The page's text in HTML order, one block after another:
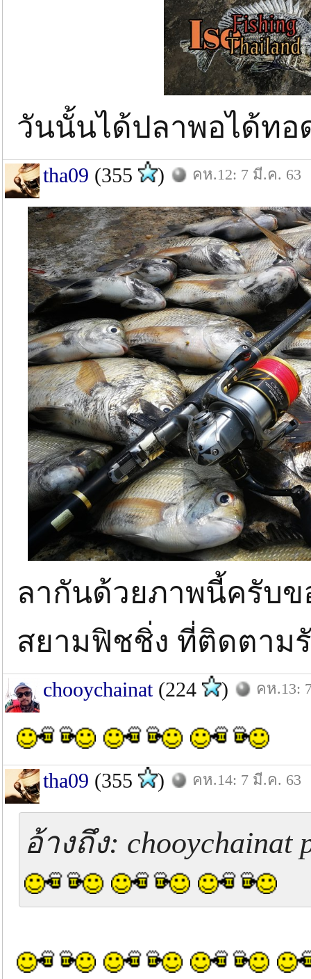
วันนั้นได้ปลาพอได้ทอ
tha09 (355 ) คห.12: 7 มี.ค. 63
ลากันด้วยภาพนี้ครับ
สยามฟิชชิ่ง ที่ติดตาม
chooychainat(224 ) คห.13:
tha09 (355 ) คห.14: 7 มี.ค. 63
อ้างถึง: chooychainat